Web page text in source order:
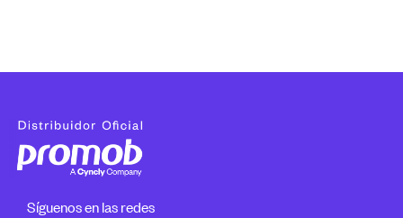
Síguenos en las redes